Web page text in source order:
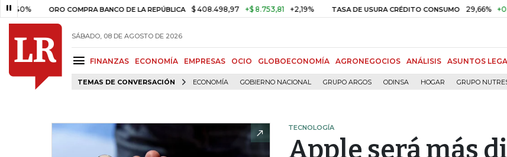
ORO COMPRA BANCO DE LA REPÚBLICA $ 408.498,97 +$ 8.753,81 +2,19% TASA DE USURA CRÉDITO CONSUMO 29,66% +0,87%
SÁBADO, 08 DE AGOSTO DE 2026
FINANZAS ECONOMÍA EMPRESAS OCIO GLOBOECONOMÍA AGRONEGOCIOS ANÁLISIS ASUNTOS
TEMAS DE CONVERSACIÓN ECONOMÍA GOBIERNO NACIONAL GRUPO ARGOS ODINSA HOGAR GRUPO
TECNOLOGÍA
Apple será más